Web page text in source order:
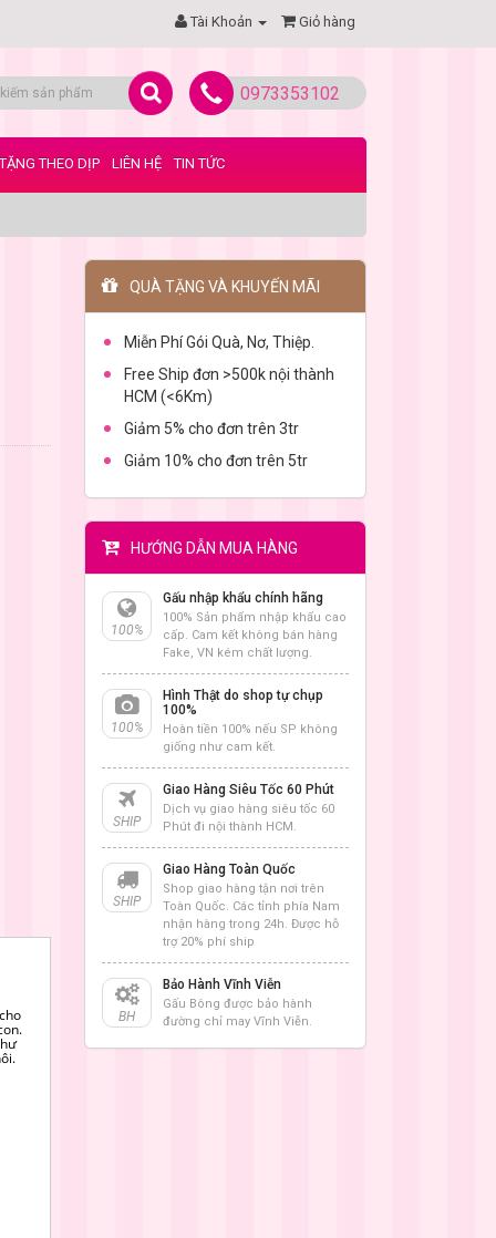
Tài Khoản Giỏ hàng
0973353102
THEO DỊP LIÊN HỆ TIN TỨC
QUÀ TẶNG VÀ KHUYẾN MÃI
Miễn Phí Gói Quà, Nơ, Thiệp.
Free Ship đơn >500k nội thành
HCM (<6Km)
Giảm 5% cho đơn trên 3tr
Giảm 10% cho đơn trên 5tr
HƯỚNG DẪN MUA HÀNG
100%
Gấu nhập khẩu chính hãng
100% Sản phẩm nhập khẩu cao
cấp. Cam kết không bán hàng
Fake, VN kém chất lượng.
100%
Hình Thật do shop tự chụp
100%
Hoàn tiền 100% nếu SP không
giống như cam kết.
SHIP
Giao Hàng Siêu Tốc 60 Phút
Dịch vụ giao hàng siêu tốc 60
Phút đi nội thành HCM.
SHIP
Giao Hàng Toàn Quốc
Shop giao hàng tận nơi trên
Toàn Quốc. Các tỉnh phía Nam
nhận hàng trong 24h. Được hỗ
trợ 20% phí ship
BH
Bảo Hành Vĩnh Viễn
Gấu Bông được bảo hành
đường chỉ may Vĩnh Viễn.